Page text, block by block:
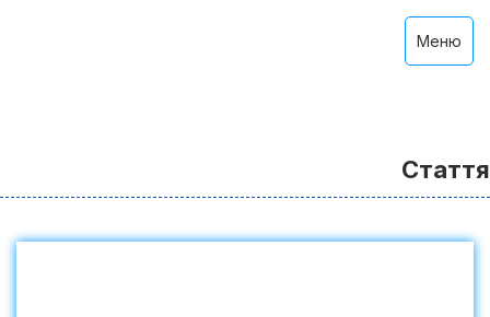
Меню
Стаття